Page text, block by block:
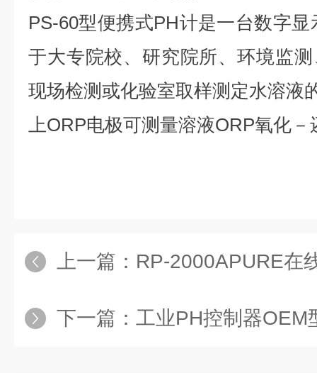
PS-60型便携式PH计是一台数字
于大专院校、研究院所、环境监
现场检测或化验室取样测定水溶液
上ORP电极可测量溶液ORP氧化－
上一篇： RP-2000APURE在
下一篇： 工业PH控制器OEM